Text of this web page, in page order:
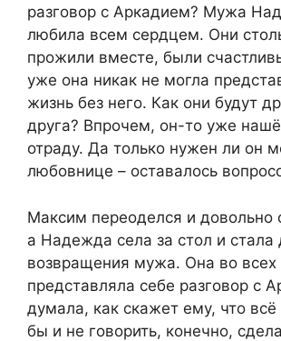
разговор с Аркадием? Мужа
любила всем сердцем. Они
прожили вместе, были
уже она никак не могла
жизнь без него. Как они будут
друга? Впрочем, он-то уже
отраду. Да только нужен ли он
любовнице – оставалось
Максим переоделся и довольно
а Надежда села за стол и стала
возвращения мужа. Она во всех
представляла себе разговор с
думала, как скажет ему, что всё
бы и не говорить, конечно,